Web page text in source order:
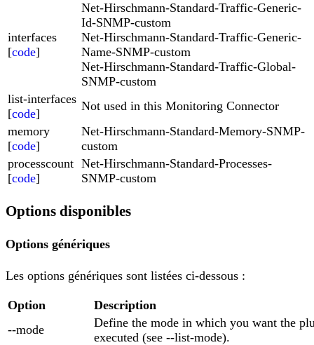
interfaces
[code]
Net-Hirschmann-Standard-Traffic-Generic-
Id-SNMP-custom
Net-Hirschmann-Standard-Traffic-Generic-
Name-SNMP-custom
Net-Hirschmann-Standard-Traffic-Global-
SNMP-custom
list-interfaces
[code]
Not used in this Monitoring Connector
memory
[code]
Net-Hirschmann-Standard-Memory-SNMP-
custom
processcount
[code]
Net-Hirschmann-Standard-Processes-
SNMP-custom
Options disponibles
Options génériques
Les options génériques sont listées ci-dessous :
Option
Description
--mode
Define the mode in which you want the
executed (see --list-mode).